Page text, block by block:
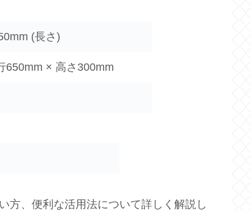
(長さ)
650mm × 高さ300mm
方、便利な活用法について詳しく解説し